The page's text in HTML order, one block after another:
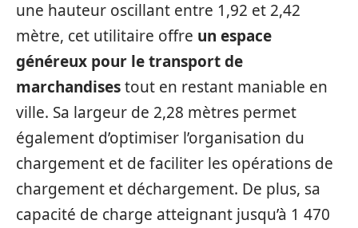
une hauteur oscillant entre 1,92 et 2,42
mètre, cet utilitaire offre un espace
généreux pour le transport de
marchandisestout en restant maniable en
ville. Sa largeur de 2,28 mètres permet
également d’optimiser l’organisation du
chargement et de faciliter les opérations de
chargement et déchargement. De plus, sa
capacité de charge atteignant jusqu’à 1 470